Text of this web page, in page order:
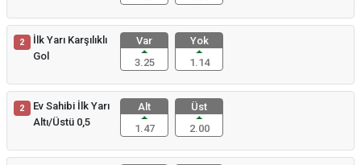
2
İlk Yarı Karşılıklı
Gol
Var
3.25
Yok
1.14
2
Ev Sahibi İlk Yarı
Altı/Üstü 0,5
Alt
1.47
Üst
2.00